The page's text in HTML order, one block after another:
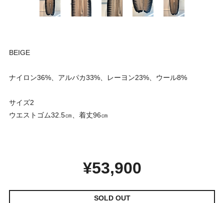
BEIGE
ナイロン36%、アルパカ33%、レーヨン23%、ウール8%
サイズ2
ウエストゴム32.5㎝、着丈96㎝
¥53,900
SOLD OUT